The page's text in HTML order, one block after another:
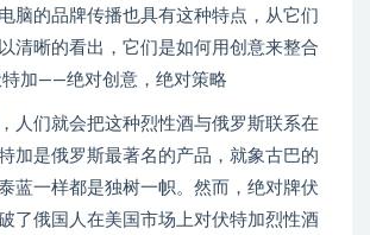
脑的品牌传播也具有这种特点，从它们
清晰的看出，它们是如何用创意来整合
加——绝对创意，绝对策略
们就会把这种烈性酒与俄罗斯联系在
加是俄罗斯最著名的产品，就象古巴的
蓝一样都是独树一帜。然而，绝对牌伏
了俄国人在美国市场上对伏特加烈性酒